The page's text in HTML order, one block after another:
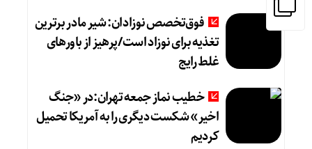
فوق‌تخصص نوزادان: شیر مادر برترین
تغذیه برای نوزاد است/پرهیز از باورهای
غلط رایج
خطیب نماز جمعه تهران:در «جنگ
اخیر» شکست دیگری را به آمریکا تحمیل
کردیم